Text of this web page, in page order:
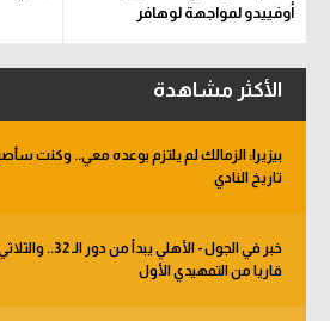
أوفييدو لمواجهة لوهافر
الأكثر مشاهدة
بيزيرا: الزمالك لم يلتزم بوعده معي.. وكنت
تاريخ النادي
خبر في الجول - الأهلي
قاريا من التمهيدي الأول